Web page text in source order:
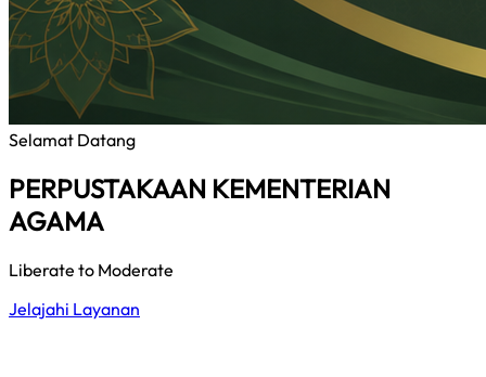
Selamat Datang
PERPUSTAKAAN KEMENTERIAN
AGAMA
Liberate to Moderate
Jelajahi Layanan